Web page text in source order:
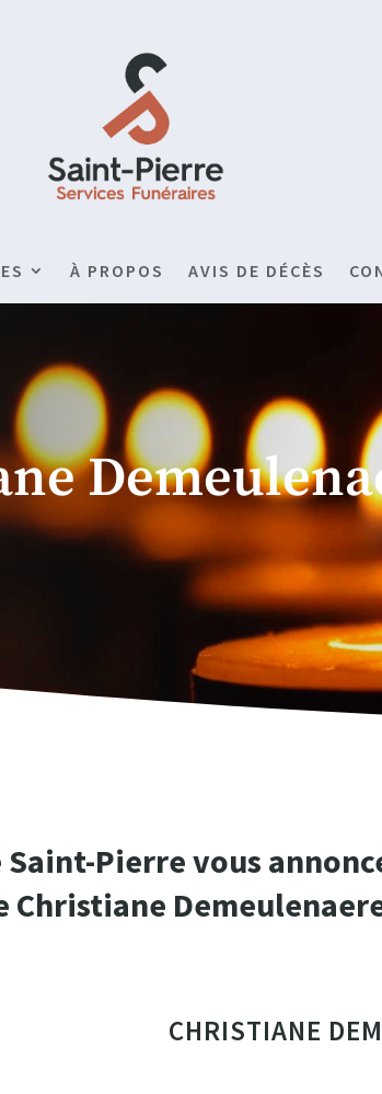
À PROPOS AVIS DE DÉCÈS
Pierre vous
Christiane
CHRISTIANE